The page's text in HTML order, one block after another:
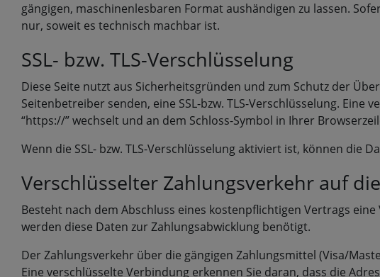
gängigen, maschinenlesbaren Format aushändigen zu lassen.
nur, soweit es technisch machbar ist.
SSL- bzw. TLS-Verschlüsselung
Diese Seite nutzt aus Sicherheitsgründen und zum Schutz der
Seitenbetreiber senden, eine SSL-bzw. TLS-Verschlüsselung.
“https://” wechselt und an dem Schloss-Symbol in Ihrer
Wenn die SSL- bzw. TLS-Verschlüsselung aktiviert ist, können
Verschlüsselter Zahlungsverkehr auf
Besteht nach dem Abschluss eines kostenpflichtigen Vertrags
werden diese Daten zur Zahlungsabwicklung benötigt.
Der Zahlungsverkehr über die gängigen Zahlungsmittel (Visa/
Eine verschlüsselte Verbindung erkennen Sie daran, dass die